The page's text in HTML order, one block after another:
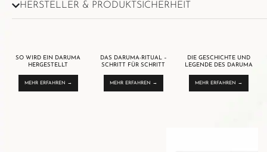
HERSTELLER & PRODUKTSICHERHEIT
SO WIRD EIN DARUMA
HERGESTELLT
DAS DARUMA-RITUAL –
SCHRITT FÜR SCHRITT
DIE GESCHICHTE UND
LEGENDE DES DARUMA
MEHR ERFAHREN → MEHR ERFAHREN → MEHR ERFAHREN →